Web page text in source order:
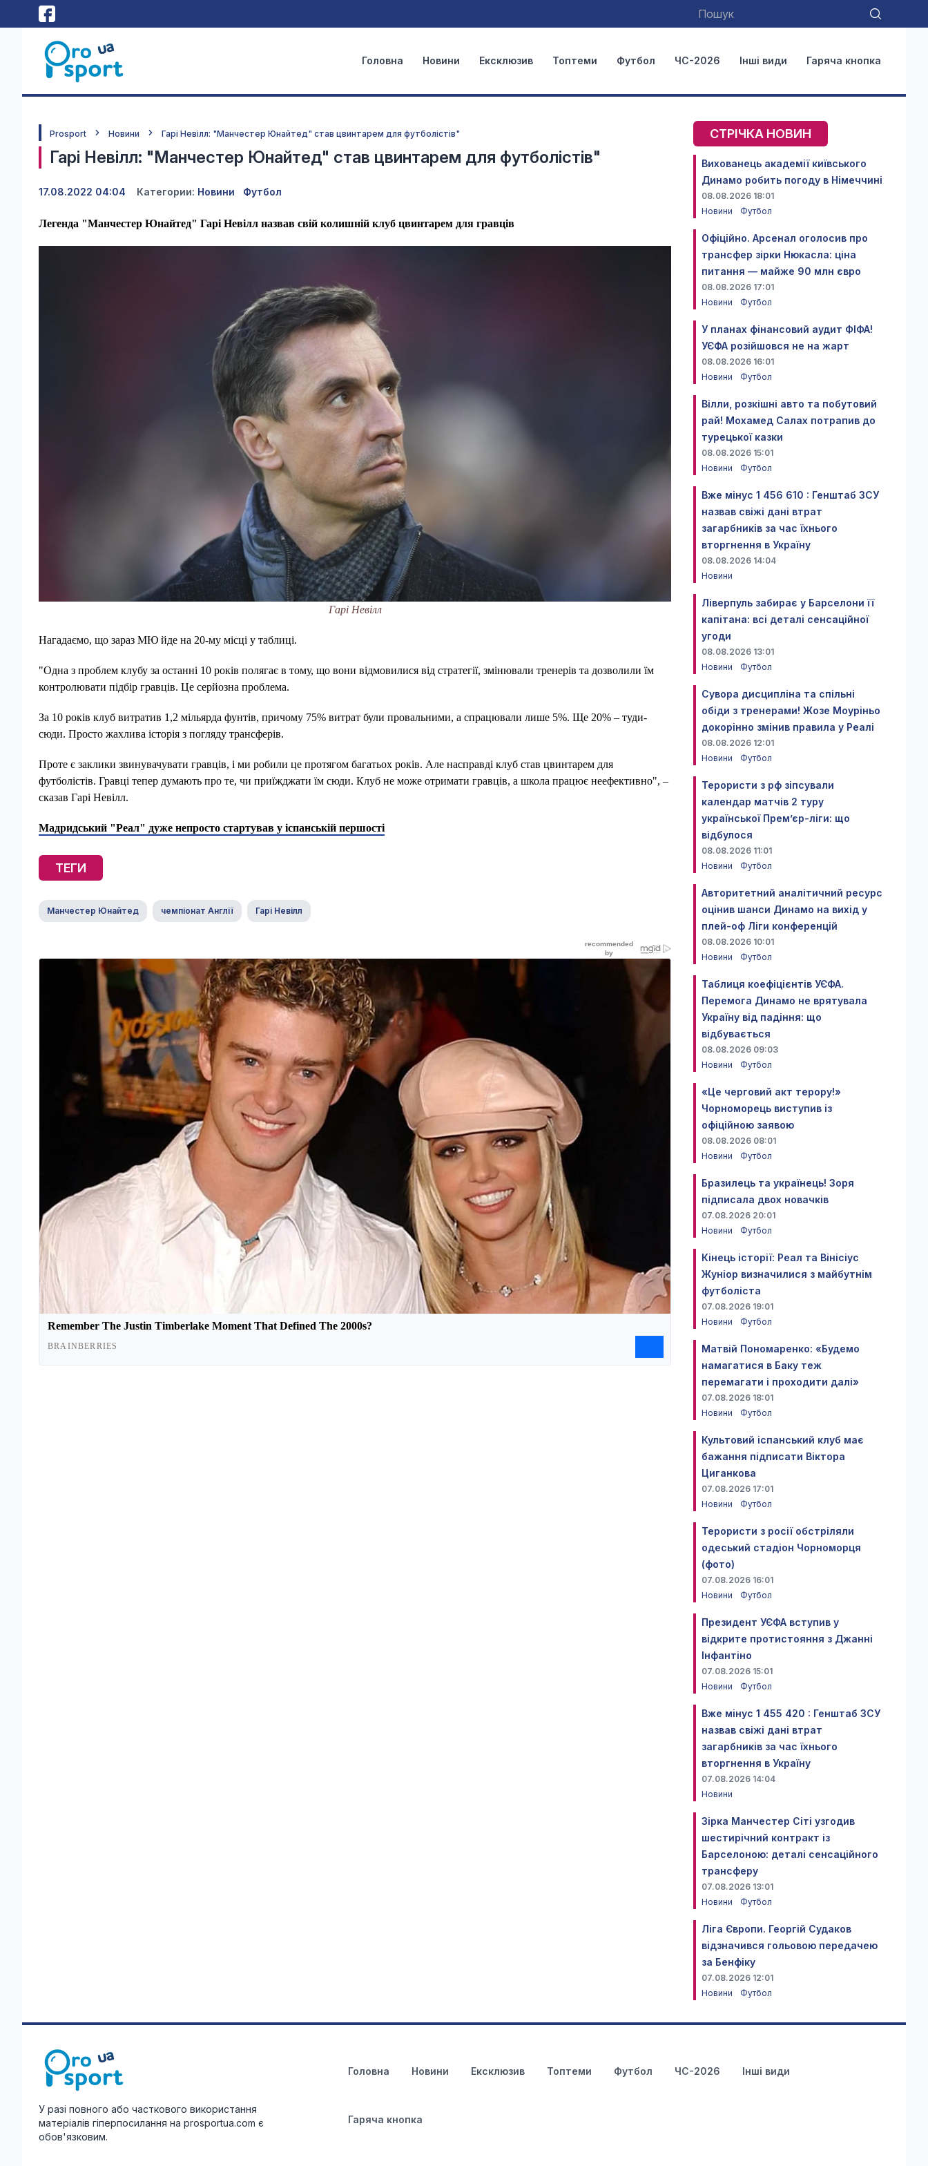
Головна Новини Ексклюзив Топтеми Футбол ЧС-2026 Інші види Гаряча кнопка
Prosport Новини Гарі Невілл: "Манчестер Юнайтед" став цвинтарем для футболістів"
Гарі Невілл: "Манчестер Юнайтед" став цвинтарем для футболістів"
17.08.2022 04:04 Категории: Новини Футбол
Легенда "Манчестер Юнайтед" Гарі Невілл назвав свій колишній клуб цвинтарем для гравців
Гарі Невілл
Нагадаємо, що зараз МЮ йде на 20-му місці у таблиці.
"Одна з проблем клубу за останні 10 років полягає в тому, що вони відмовилися від стратегії, змінювали тренерів та дозволили їм
контролювати підбір гравців. Це серйозна проблема.
За 10 років клуб витратив 1,2 мільярда фунтів, причому 75% витрат були провальними, а спрацювали лише 5%. Ще 20% – туди-
сюди. Просто жахлива історія з погляду трансферів.
Проте є заклики звинувачувати гравців, і ми робили це протягом багатьох років. Але насправді клуб став цвинтарем для
футболістів. Гравці тепер думають про те, чи приїжджати їм сюди. Клуб не може отримати гравців, а школа працює неефективно", –
сказав Гарі Невілл.
Мадридський "Реал" дуже непросто стартував у іспанській першості
ТЕГИ
Манчестер Юнайтед чемпіонат Англії Гарі Невілл
СТРІЧКА НОВИН
Вихованець академії київського
Динамо робить погоду в Німеччині
08.08.2026 18:01
Новини
Футбол
Офіційно. Арсенал оголосив про
трансфер зірки Нюкасла: ціна
питання — майже 90 млн євро
08.08.2026 17:01
Новини
Футбол
У планах фінансовий аудит ФІФА!
УЄФА розійшовся не на жарт
08.08.2026 16:01
Новини
Футбол
Вілли, розкішні авто та побутовий
рай! Мохамед Салах потрапив до
турецької казки
08.08.2026 15:01
Новини
Футбол
Вже мінус 1 456 610 : Генштаб ЗСУ
назвав свіжі дані втрат
загарбників за час їхнього
вторгнення в Україну
08.08.2026 14:04
Новини
Ліверпуль забирає у Барселони її
капітана: всі деталі сенсаційної
угоди
08.08.2026 13:01
Новини
Футбол
Сувора дисципліна та спільні
обіди з тренерами! Жозе Моуріньо
докорінно змінив правила у Реалі
08.08.2026 12:01
Новини
Футбол
Терористи з рф зіпсували
календар матчів 2 туру
української Прем’єр-ліги: що
відбулося
08.08.2026 11:01
Новини
Футбол
Авторитетний аналітичний ресурс
оцінив шанси Динамо на вихід у
плей-оф Ліги конференцій
08.08.2026 10:01
Новини
Футбол
Таблиця коефіцієнтів УЄФА.
Перемога Динамо не врятувала
Україну від падіння: що
відбувається
08.08.2026 09:03
Новини
Футбол
«Це черговий акт терору!»
Чорноморець виступив із
офіційною заявою
08.08.2026 08:01
Новини
Футбол
Бразилець та українець! Зоря
підписала двох новачків
07.08.2026 20:01
Новини
Футбол
Кінець історії: Реал та Вінісіус
Жуніор визначилися з майбутнім
футболіста
07.08.2026 19:01
Новини
Футбол
Матвій Пономаренко: «Будемо
намагатися в Баку теж
перемагати і проходити далі»
07.08.2026 18:01
Новини
Футбол
Культовий іспанський клуб має
бажання підписати Віктора
Циганкова
07.08.2026 17:01
Новини
Футбол
Терористи з росії обстріляли
одеський стадіон Чорноморця
(фото)
07.08.2026 16:01
Новини
Футбол
Президент УЄФА вступив у
відкрите протистояння з Джанні
Інфантіно
07.08.2026 15:01
Новини
Футбол
Вже мінус 1 455 420 : Генштаб ЗСУ
назвав свіжі дані втрат
загарбників за час їхнього
вторгнення в Україну
07.08.2026 14:04
Новини
Зірка Манчестер Сіті узгодив
шестирічний контракт із
Барселоною: деталі сенсаційного
трансферу
07.08.2026 13:01
Новини
Футбол
Ліга Європи. Георгій Судаков
відзначився гольовою передачею
за Бенфіку
07.08.2026 12:01
Новини
Футбол
У разі повного або часткового використання
матеріалів гіперпосилання на prosportua.com є
обов'язковим.
Головна Новини Ексклюзив Топтеми Футбол ЧС-2026 Інші види
Гаряча кнопка